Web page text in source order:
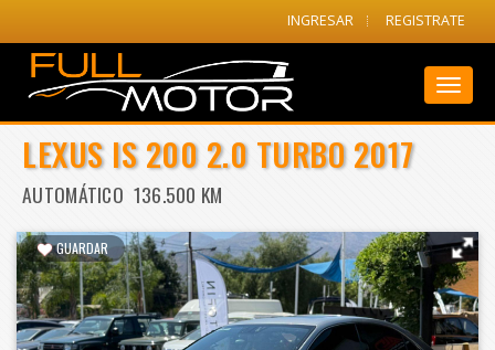
INGRESAR REGISTRATE
LEXUS IS 200 2.0 TURBO 2017
AUTOMÁTICO 136.500 KM
GUARDAR